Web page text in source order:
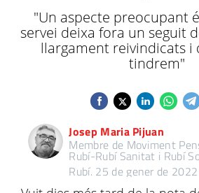
"Un aspecte preocupant
servei deixa fora un seguit
llargament reivindicats i
tindrem"
Josep Maria Pijuan
Membre de Moviment
Rubí-Rubí Sanitat i Rubí
Rubí. 25 de gener de